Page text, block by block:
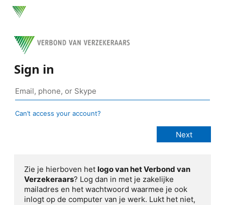
Sign in
Can’t access your account?
Zie je hierboven het logo van het Verbond van
Verzekeraars? Log dan in met je zakelijke
mailadres en het wachtwoord waarmee je ook
inlogt op de computer van je werk. Lukt het niet,